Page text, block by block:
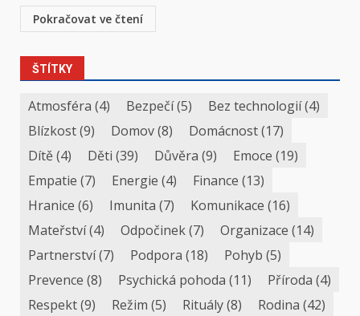
Pokračovat ve čtení
ŠTÍTKY
Atmosféra (4) Bezpečí(5) Bez technologií(4)
Blízkost(9) Domov(8) Domácnost(17)
Dítě(4) Děti (39) Důvěra (9) Emoce (19)
Empatie (7) Energie (4) Finance (13)
Hranice (6) Imunita (7) Komunikace (16)
Mateřství(4) Odpočinek(7) Organizace (14)
Partnerství(7) Podpora (18) Pohyb (5)
Prevence (8) Psychická pohoda (11) Příroda (4)
Respekt(9) Režim (5) Rituály(8) Rodina (42)